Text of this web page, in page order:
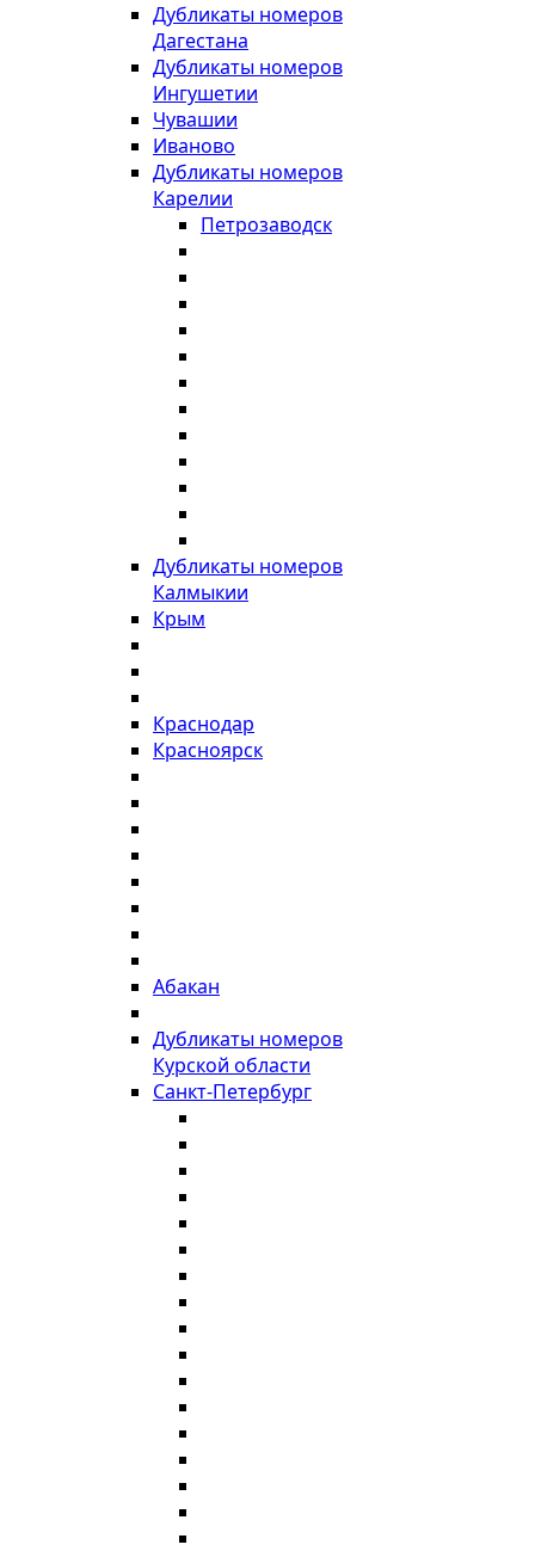
Дубликаты номеров
Дагестана
Дубликаты номеров
Ингушетии
Чувашии
Иваново
Дубликаты номеров
Карелии
Петрозаводск
Дубликаты номеров
Калмыкии
Крым
Краснодар
Красноярск
Абакан
Дубликаты номеров
Курской области
Санкт-Петербург